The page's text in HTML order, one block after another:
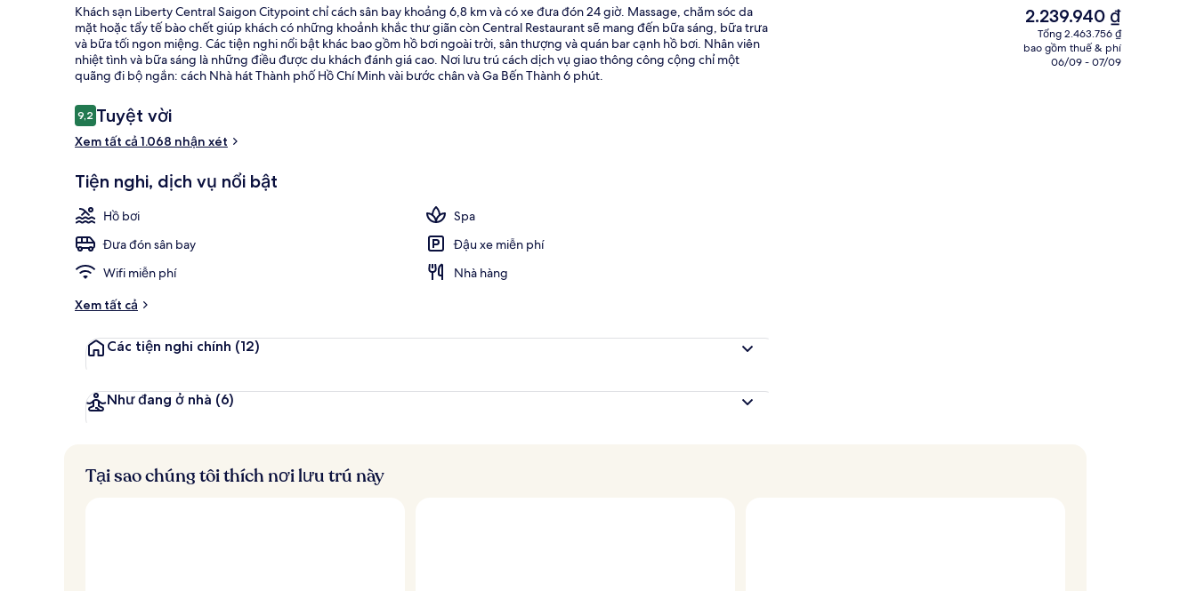
Phục vụ bữa sáng, bữa trưa và bữa tối Hồ bơi ngoài trời
Khách sạn Liberty Central Saigon Citypoint chỉ cách sân bay khoảng 6,8 km và có xe đưa đón 24 giờ. Massage, chăm sóc da
mặt hoặc tẩy tế bào chết giúp khách có những khoảnh khắc thư giãn còn Central Restaurant sẽ mang đến bữa sáng, bữa trưa
và bữa tối ngon miệng. Các tiện nghi nổi bật khác bao gồm hồ bơi ngoài trời, sân thượng và quán bar cạnh hồ bơi. Nhân viên
nhiệt tình và bữa sáng là những điều được du khách đánh giá cao. Nơi lưu trú cách dịch vụ giao thông công cộng chỉ một
quãng đi bộ ngắn: cách Nhà hát Thành phố Hồ Chí Minh vài bước chân và Ga Bến Thành 6 phút.
Nhận
xét
9,29,2 trên 10,
Tuyệt vời
Xem tất cả 1.068 nhận xét
Tiện nghi, dịch vụ nổi bật
Hồ bơi
Spa
Đưa đón sân bay
Đậu xe miễn phí
Wifi miễn phí
Nhà hàng
Xem tất cả
Các tiện nghi chính (12)
Như đang ở nhà (6)
Giá
hiện
tại
2.239.940 ₫
Tổng 2.463.756 ₫
bao gồm thuế & phí
06/09 - 07/09
Tại sao chúng tôi thích nơi lưu trú này